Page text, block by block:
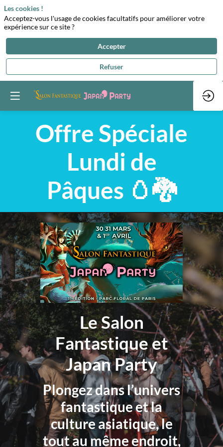
Offre Spéciale
Lundi de
Pâques 🥚🐉
Le Salon
Fantastique et
Japan Party
Plongez dans l’univers
fantastique et la
culture asiatique, le
tout au même endroit,
Les cookies !
Acceptez-vous l'usage de cookies facultatifs pour améliorer votre
expérience sur ce site ?
Accepter
Refuser